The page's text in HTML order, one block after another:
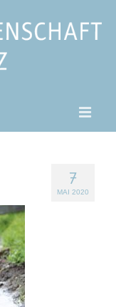
7
MAI 2020